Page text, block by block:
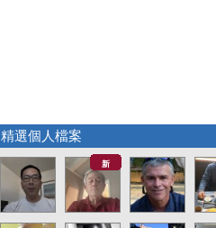
精選個人檔案
新